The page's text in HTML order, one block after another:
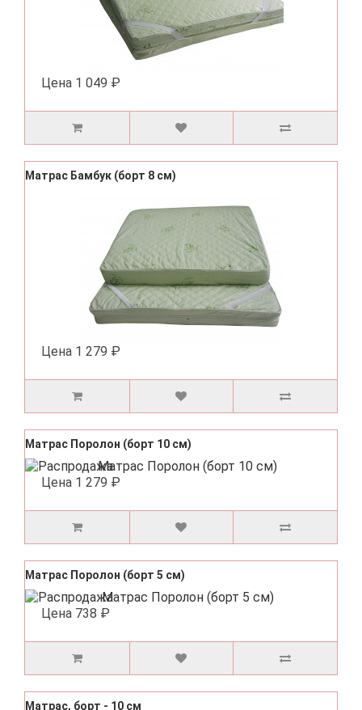
Цена 1 049 ₽
Матрас Бамбук (борт 8 см)
Цена 1 279 ₽
Матрас Поролон (борт 10 см)
Цена 1 279 ₽
Матрас Поролон (борт 5 см)
Цена 738 ₽
Матрас, борт - 10 см